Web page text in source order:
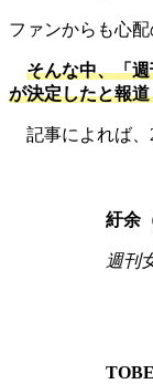
ファンからも心
そんな中、「
が決定したと報
記事によれば、
紆余
週刊